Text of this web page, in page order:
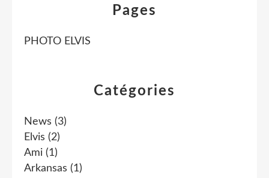
Catégories
News (3)
Elvis (2)
Ami (1)
Arkansas (1)
Pages
PHOTO ELVIS